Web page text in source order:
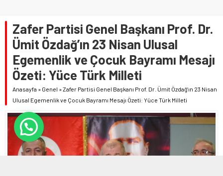
Zafer Partisi Genel Başkanı Prof. Dr.
Ümit Özdağ’ın 23 Nisan Ulusal
Egemenlik ve Çocuk Bayramı Mesajı
Özeti: Yüce Türk Milleti
Anasayfa » Genel »Zafer Partisi Genel Başkanı Prof. Dr. Ümit Özdağ’ın 23 Nisan
Ulusal Egemenlik ve Çocuk Bayramı Mesajı Özeti: Yüce Türk Milleti